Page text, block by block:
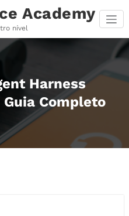
Academy
nível
Harness
Completo